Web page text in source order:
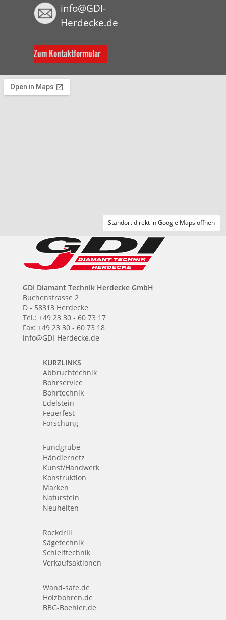
info@GDI-
Herdecke.de
Zum Kontaktformular
Standort direkt in Google Maps öffnen
GDI Diamant Technik Herdecke GmbH
Buchenstrasse 2
D - 58313 Herdecke
Tel.: +49 23 30 - 60 73 17
Fax: +49 23 30 - 60 73 18
info@GDI-Herdecke.de
KURZLINKS
Abbruchtechnik
Bohrservice
Bohrtechnik
Edelstein
Feuerfest
Forschung
Fundgrube
Händlernetz
Kunst/Handwerk
Konstruktion
Marken
Naturstein
Neuheiten
Rockdrill
Sägetechnik
Schleiftechnik
Verkaufsaktionen
Wand-safe.de
Holzbohren.de
BBG-Boehler.de